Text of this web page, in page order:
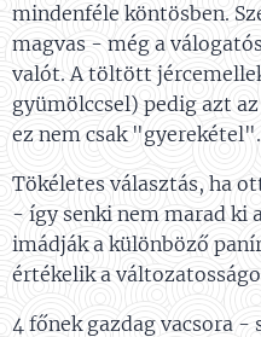
mindenféle köntösben.
magvas - még a
valót. A töltött
gyümölccsel) pedig azt
ez nem csak "gyerekétel".
Tökéletes választás, ha
- így senki nem marad ki
imádják a különböző
értékelik a
4 főnek gazdag vacsora